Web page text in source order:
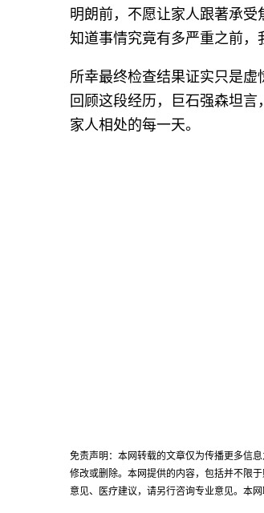
明朗前，不愿让家人跟著承
知道事情究竟有多严重之前，
所幸最终检查结果证实只是
回顾这段经历，巨石强森坦
家人相处的每一天。
免责声明：本网转载的文章仅为传播更多信
修改或删除。本网提供的内容，包括并不限
意见、医疗建议，请另行咨询专业意见。本